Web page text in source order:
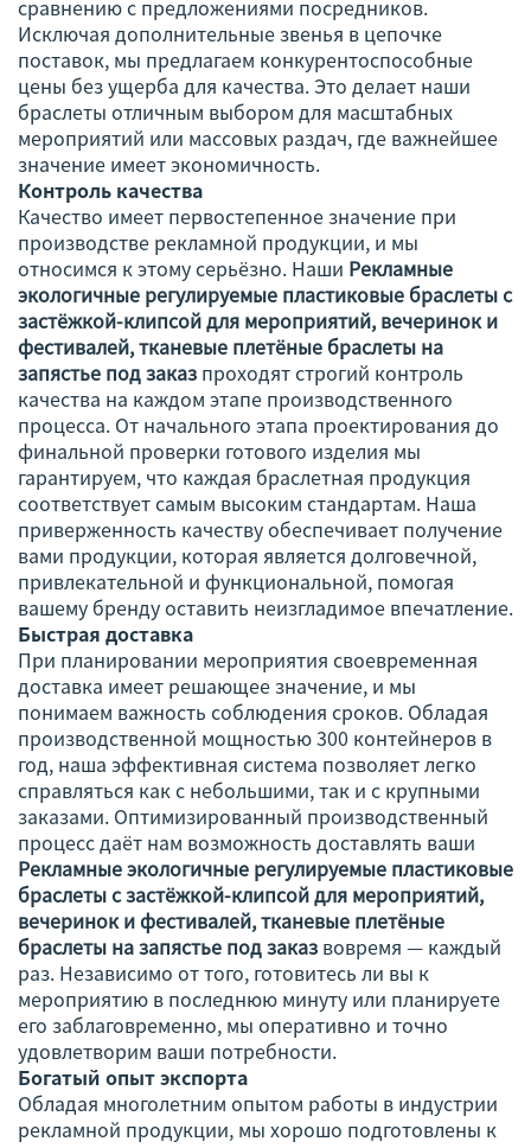
сравнению с предложениями посредников.
Исключая дополнительные звенья в цепочке
поставок, мы предлагаем конкурентоспособные
цены без ущерба для качества. Это делает наши
браслеты отличным выбором для масштабных
мероприятий или массовых раздач, где важнейшее
значение имеет экономичность.
Контроль качества
Качество имеет первостепенное значение при
производстве рекламной продукции, и мы
относимся к этому серьёзно. Наши Рекламные
экологичные регулируемые пластиковые браслеты с
застёжкой-клипсой для мероприятий, вечеринок и
фестивалей, тканевые плетёные браслеты на
запястье под заказ проходят строгий контроль
качества на каждом этапе производственного
процесса. От начального этапа проектирования до
финальной проверки готового изделия мы
гарантируем, что каждая браслетная продукция
соответствует самым высоким стандартам. Наша
приверженность качеству обеспечивает получение
вами продукции, которая является долговечной,
привлекательной и функциональной, помогая
вашему бренду оставить неизгладимое впечатление.
Быстрая доставка
При планировании мероприятия своевременная
доставка имеет решающее значение, и мы
понимаем важность соблюдения сроков. Обладая
производственной мощностью 300 контейнеров в
год, наша эффективная система позволяет легко
справляться как с небольшими, так и с крупными
заказами. Оптимизированный производственный
процесс даёт нам возможность доставлять ваши
Рекламные экологичные регулируемые пластиковые
браслеты с застёжкой-клипсой для мероприятий,
вечеринок и фестивалей, тканевые плетёные
браслеты на запястье под заказ вовремя — каждый
раз. Независимо от того, готовитесь ли вы к
мероприятию в последнюю минуту или планируете
его заблаговременно, мы оперативно и точно
удовлетворим ваши потребности.
Богатый опыт экспорта
Обладая многолетним опытом работы в индустрии
рекламной продукции, мы хорошо подготовлены к